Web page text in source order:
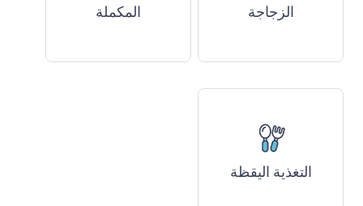
الزجاجة
المكملة
التغذية اليقظة